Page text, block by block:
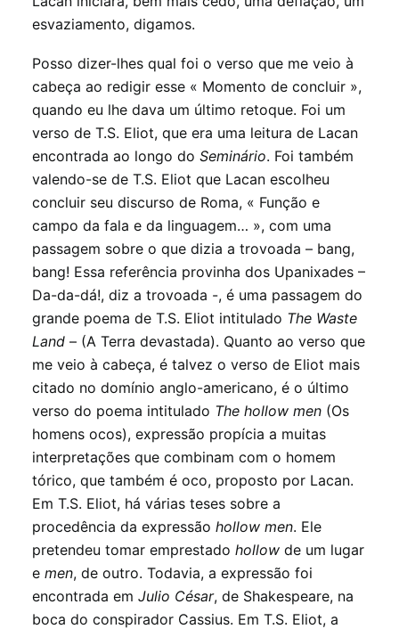
esvaziamento, digamos.
Posso dizer-lhes qual foi o verso que me veio à
cabeça ao redigir esse « Momento de concluir »,
quando eu lhe dava um último retoque. Foi um
verso de T.S. Eliot, que era uma leitura de Lacan
encontrada ao longo do Seminário. Foi também
valendo-se de T.S. Eliot que Lacan escolheu
concluir seu discurso de Roma, « Função e
campo da fala e da linguagem… », com uma
passagem sobre o que dizia a trovoada – bang,
bang! Essa referência provinha dos Upanixades –
Da-da-dá!, diz a trovoada -, é uma passagem do
grande poema de T.S. Eliot intitulado The Waste
Land – (A Terra devastada). Quanto ao verso que
me veio à cabeça, é talvez o verso de Eliot mais
citado no domínio anglo-americano, é o último
verso do poema intitulado The hollow men (Os
homens ocos), expressão propícia a muitas
interpretações que combinam com o homem
tórico, que também é oco, proposto por Lacan.
Em T.S. Eliot, há várias teses sobre a
procedência da expressão hollow men. Ele
pretendeu tomar emprestado hollow de um lugar
e men, de outro. Todavia, a expressão foi
encontrada em Julio César, de Shakespeare, na
boca do conspirador Cassius. Em T.S. Eliot, a